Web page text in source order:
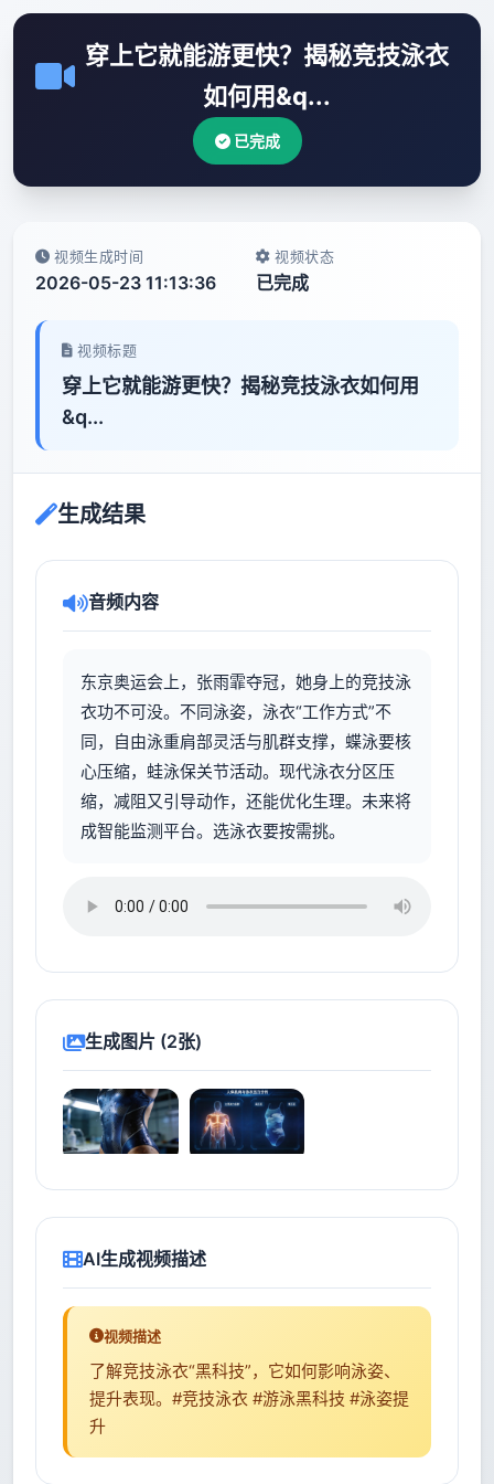
穿上它就能游更快？揭秘竞技泳衣
如何用&q...
已完成
视频生成时间
2026-05-23 11:13:36
视频状态
已完成
视频标题
穿上它就能游更快？揭秘竞技泳衣如何用
&q...
生成结果
音频内容
东京奥运会上，张雨霏夺冠，她身上的竞技泳
衣功不可没。不同泳姿，泳衣“工作方式”不
同，自由泳重肩部灵活与肌群支撑，蝶泳要核
心压缩，蛙泳保关节活动。现代泳衣分区压
缩，减阻又引导动作，还能优化生理。未来将
成智能监测平台。选泳衣要按需挑。
生成图片 (2张)
AI生成视频描述
视频描述
了解竞技泳衣“黑科技”，它如何影响泳姿、
提升表现。#竞技泳衣 #游泳黑科技 #泳姿提
升